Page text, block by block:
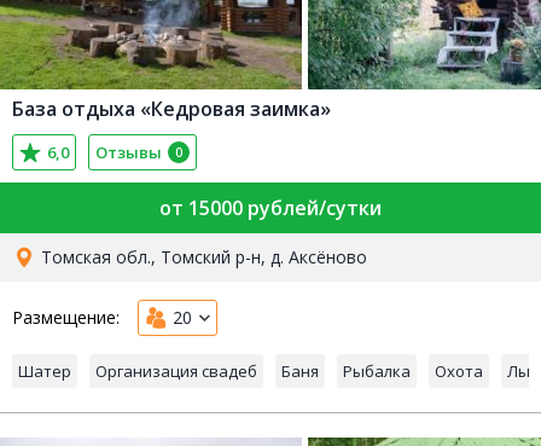
База отдыха «Кедровая заимка»
6,0 Отзывы 0
от 15000 рублей/сутки
Томская обл., Томский р-н, д. Аксёново
Размещение: 20
Шатер Организация свадеб Баня Рыбалка Охота